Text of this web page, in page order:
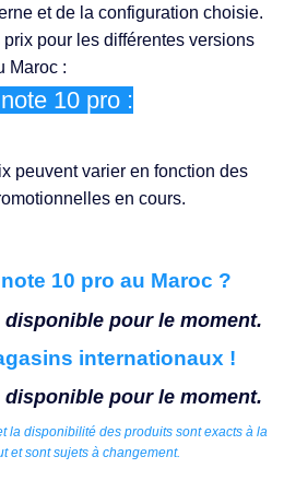
et de la configuration choisie.
pour les différentes versions
Maroc :
10 pro :
peuvent varier en fonction des
en cours.
10 pro au Maroc ?
disponible pour le moment.
internationaux !
disponible pour le moment.
la disponibilité des produits sont exacts à la
et sont sujets à changement.